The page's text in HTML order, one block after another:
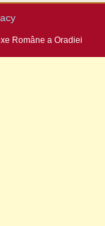
Române a Oradiei